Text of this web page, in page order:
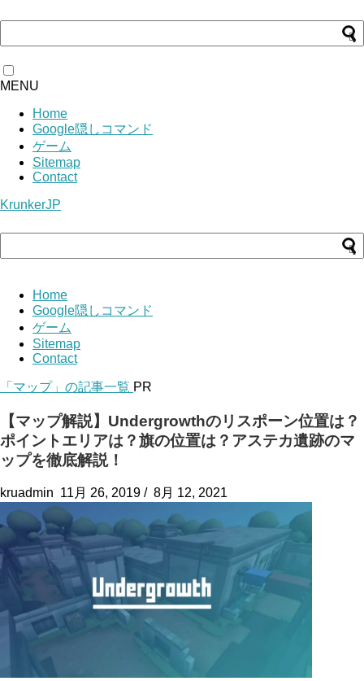
MENU
Home
Google隠しコマンド
ゲーム
Sitemap
Contact
KrunkerJP
Home
Google隠しコマンド
ゲーム
Sitemap
Contact
「マップ」の記事一覧 PR
【マップ解説】Undergrowthのリスポーン位置は？
ポイントエリアは？旗の位置は？アステカ遺跡のマ
ップを徹底解説！
kruadmin 11月 26, 2019 / 8月 12, 2021